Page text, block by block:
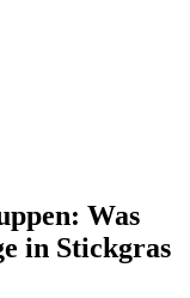
Was
in Stickgras